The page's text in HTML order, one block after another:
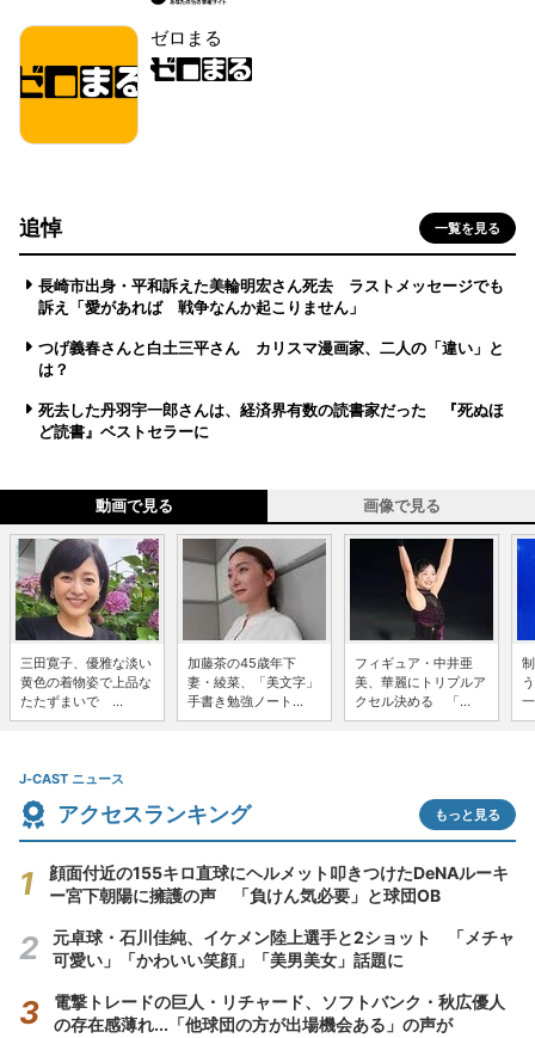
ゼロまる
追悼 一覧を見る
長崎市出身・平和訴えた美輪明宏さん死去 ラストメッセージでも
訴え「愛があれば 戦争なんか起こりません」
つげ義春さんと白土三平さん カリスマ漫画家、二人の「違い」と
は？
死去した丹羽宇一郎さんは、経済界有数の読書家だった 『死ぬほ
ど読書』ベストセラーに
動画で見る 画像で見る
三田寛子、優雅な淡い
黄色の着物姿で上品な
たたずまいで ...
加藤茶の45歳年下
妻・綾菜、「美文字」
手書き勉強ノート...
フィギュア・中井亜
美、華麗にトリプルア
クセル決める 「...
J-CAST ニュース
アクセスランキング もっと見る
顔面付近の155キロ直球にヘルメット叩きつけたDeNAルーキ
ー宮下朝陽に擁護の声 「負けん気必要」と球団OB
元卓球・石川佳純、イケメン陸上選手と2ショット 「メチャ
可愛い」「かわいい笑顔」「美男美女」話題に
電撃トレードの巨人・リチャード、ソフトバンク・秋広優人
の存在感薄れ...「他球団の方が出場機会ある」の声が